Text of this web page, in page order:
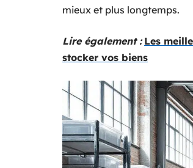
mieux et plus longtemps.
Lire également : Les
stocker vos biens